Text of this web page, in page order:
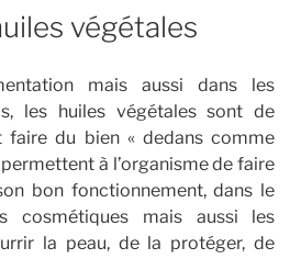
végétales
mais aussi dans les
les huiles végétales sont de
du bien « dedans comme
à l’organisme de faire
bon fonctionnement, dans le
cosmétiques mais aussi les
la peau, de la protéger, de